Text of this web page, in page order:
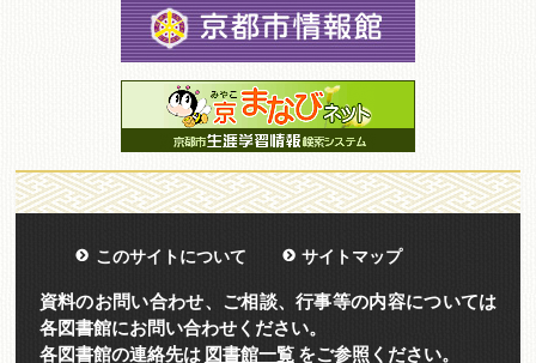
このサイトについて サイトマップ
資料のお問い合わせ、ご相談、行事等の内容については
各図書館にお問い合わせください。
各図書館の連絡先は 図書館一覧をご参照ください。